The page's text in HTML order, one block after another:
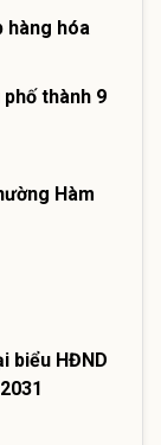
hàng hóa
thành 9
Hàm
biểu HĐND